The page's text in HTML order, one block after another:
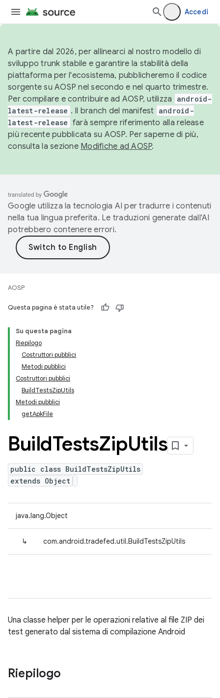
Accedi
A partire dal 2026, per allinearci al nostro modello di
sviluppo trunk stabile e garantire la stabilità della
piattaforma per l'ecosistema, pubblicheremo il codice
sorgente su AOSP nel secondo e nel quarto trimestre.
Per compilare e contribuire ad AOSP, utilizza
android-
latest-release . Il branch del manifest android-
latest-release farà sempre riferimento alla release
più recente pubblicata su AOSP. Per saperne di più,
consulta la sezione Modifiche ad AOSP.
Google utilizza la tecnologia AI per tradurre i contenuti
nella tua lingua preferita. Le traduzioni generate dall'AI
potrebbero contenere errori.
AOSP
Questa pagina è stata utile?
Su questa pagina
Riepilogo
Costruttori pubblici
Metodi pubblici
Costruttori pubblici
BuildTestsZipUtils
Metodi pubblici
getApkFile
BuildTestsZipUtils
public class BuildTestsZipUtils
extends Object
java.lang.Object
↳ com.android.tradefed.util.BuildTestsZipUtils
Una classe helper per le operazioni relative al file ZIP dei
test generato dal sistema di compilazione Android
Riepilogo